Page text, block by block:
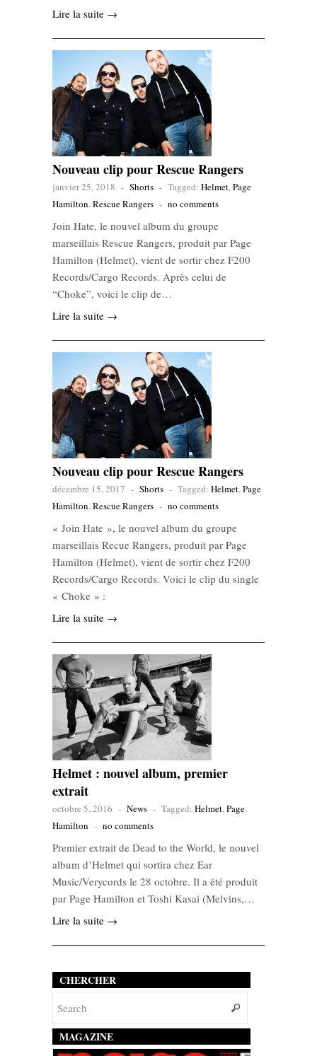
Lire la suite →
Nouveau clip pour Rescue Rangers
janvier 25, 2018 - Shorts - Tagged: Helmet,Page
Hamilton,Rescue Rangers - no comments
Join Hate, le nouvel album du groupe
marseillais Rescue Rangers, produit par Page
Hamilton (Helmet), vient de sortir chez F200
Records/Cargo Records. Après celui de
“Choke”, voici le clip de…
Lire la suite →
Nouveau clip pour Rescue Rangers
décembre 15, 2017 - Shorts - Tagged: Helmet,Page
Hamilton,Rescue Rangers - no comments
« Join Hate », le nouvel album du groupe
marseillais Recue Rangers, produit par Page
Hamilton (Helmet), vient de sortir chez F200
Records/Cargo Records. Voici le clip du single
« Choke » :
Lire la suite →
Helmet : nouvel album, premier
extrait
octobre 5, 2016 - News - Tagged: Helmet,Page
Hamilton - no comments
Premier extrait de Dead to the World, le nouvel
album d’Helmet qui sortira chez Ear
Music/Verycords le 28 octobre. Il a été produit
par Page Hamilton et Toshi Kasai (Melvins,…
Lire la suite →
CHERCHER
MAGAZINE